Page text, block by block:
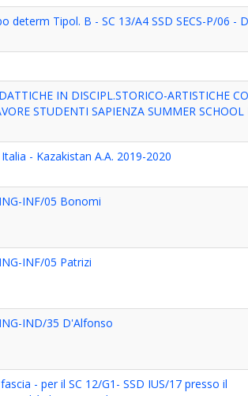
Tipol. B - SC 13/A4 SSD SECS-P/06 -
IN DISCIPL.STORICO-ARTISTICHE
STUDENTI SAPIENZA SUMMER SCHOOL
- Kazakistan A.A. 2019-2020
INF/05 Bonomi
INF/05 Patrizi
IND/35 D'Alfonso
- per il SC 12/G1- SSD IUS/17 presso il